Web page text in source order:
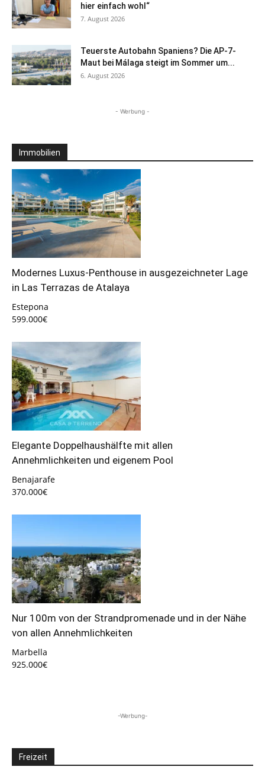
hier einfach wohl“
7. August 2026
Teuerste Autobahn Spaniens? Die AP-7-
Maut bei Málaga steigt im Sommer um...
6. August 2026
- Werbung -
Immobilien
Modernes Luxus-Penthouse in ausgezeichneter Lage
in Las Terrazas de Atalaya
Estepona
599.000€
Elegante Doppelhaushälfte mit allen
Annehmlichkeiten und eigenem Pool
Benajarafe
370.000€
Nur 100m von der Strandpromenade und in der Nähe
von allen Annehmlichkeiten
Marbella
925.000€
-Werbung-
Freizeit